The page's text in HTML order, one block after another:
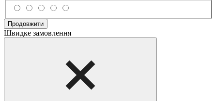
Продовжити
Швидке замовлення